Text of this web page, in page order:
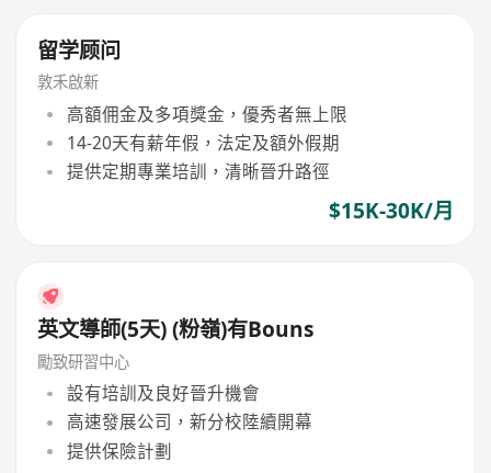
留学顾问
敦禾啟新
高額佣金及多項獎金，優秀者無上限
14-20天有薪年假，法定及額外假期
提供定期專業培訓，清晰晉升路徑
$15K-30K/月
英文導師(5天) (粉嶺)有Bouns
勵致研習中心
設有培訓及良好晉升機會
高速發展公司，新分校陸續開幕
提供保險計劃